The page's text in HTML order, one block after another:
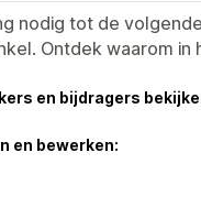
nodig tot de
Ontdek waarom in
en bijdragers
en bewerken: